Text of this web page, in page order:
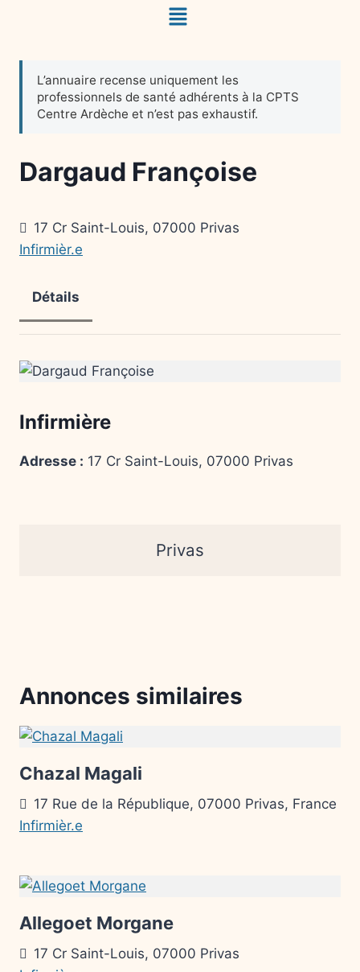
Dargaud Françoise
17 Cr Saint-Louis, 07000 Privas
Infirmièr.e
Détails
Infirmière
Adresse : 17 Cr Saint-Louis, 07000 Privas
Privas
Annonces similaires
Chazal Magali
17 Rue de la République, 07000 Privas, France
Infirmièr.e
Allegoet Morgane
17 Cr Saint-Louis, 07000 Privas